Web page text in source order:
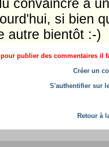
convaincre à
si bien
autre bientôt :-)
publier des commentaires il
Créer un
S'authentifier sur
Retour à